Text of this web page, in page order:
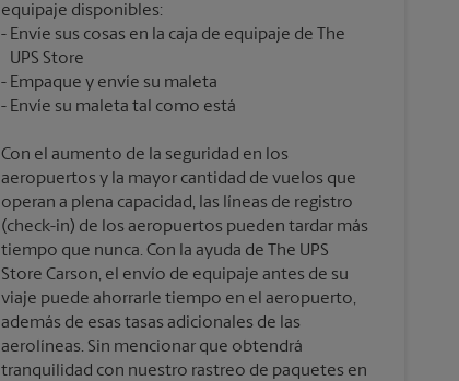
equipaje disponibles:
Envíe sus cosas en la caja de equipaje de The
UPS Store
Empaque y envíe su maleta
Con el aumento de la seguridad en los
aeropuertos y la mayor cantidad de vuelos que
operan a plena capacidad, las líneas de registro
(check-in) de los aeropuertos pueden tardar más
tiempo que nunca. Con la ayuda de The UPS
Store Carson, el envío de equipaje antes de su
viaje puede ahorrarle tiempo en el aeropuerto,
además de esas tasas adicionales de las
aerolíneas. Sin mencionar que obtendrá
tranquilidad con nuestro rastreo de paquetes en